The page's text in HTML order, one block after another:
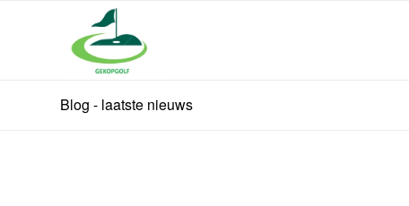
Blog - laatste nieuws